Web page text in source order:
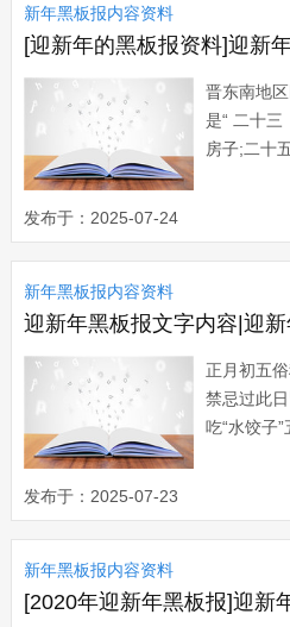
新年黑板报内容资料
[迎新年的黑板报资料]迎新
晋东南地
是“ 二十三
房子;二十
洗脚手;三
现了时间
是一首童
发布于：2025-07-24
新年黑板报内容资料
正月初五
禁忌过此
吃“水饺子
吃，然而
小户都如
不再忌门
发布于：2025-07-23
新年黑板报内容资料